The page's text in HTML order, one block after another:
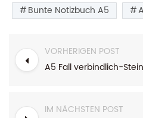
Bunte Notizbuch A5
VORHERIGEN POST
A5 Fall verbindlich-
IM NÄCHSTEN POST